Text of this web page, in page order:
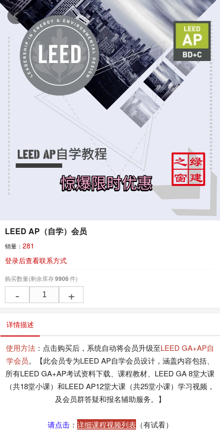
LEED AP（自学）会员
销量： 281
登录后查看联系方式
购买数量(剩余库存9906件)
- +
详情描述
使用方法 ：点击购买后，系统自动将会员升级至LEED GA+AP自
学会员。【此会员专为LEED AP自学会员设计，涵盖内容包括、
所有LEED GA+AP考试资料下载、课程教材、LEED GA 8堂大课
（共18堂小课）和LEED AP12堂大课（共25堂小课）学习视频，
及会员群答疑和报名辅助服务。】
请点击： 详细课程视频列表（有试看）